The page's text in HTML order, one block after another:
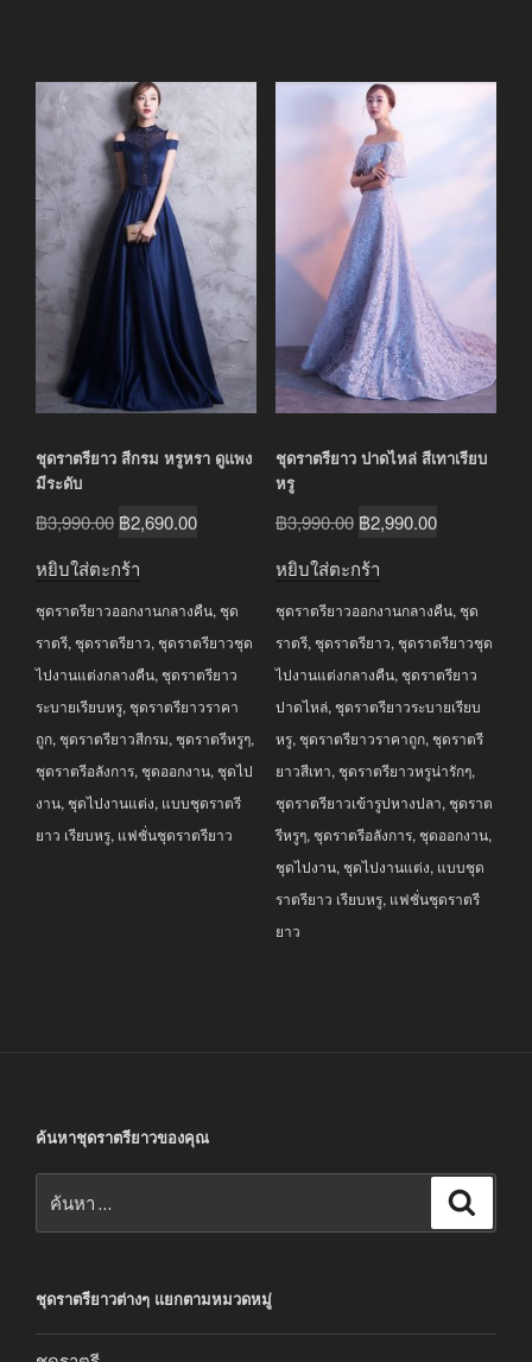
ชุดราตรียาว สีกรม หรูหรา ดูแพง
มีระดับ
฿3,990.00 Original
฿3,990.00.
฿2,690.00Current
฿2,690.00.
หยิบใส่ตะกร้า
ชุดราตรียาวออกงานกลางคืน, ชุด
ราตรี, ชุดราตรียาว, ชุดราตรียาวชุด
ไปงานแต่งกลางคืน, ชุดราตรียาว
ระบายเรียบหรู, ชุดราตรียาวราคา
ถูก, ชุดราตรียาวสีกรม, ชุดราตรีหรูๆ,
ชุดราตรีอลังการ, ชุดออกงาน, ชุดไป
งาน, ชุดไปงานแต่ง, แบบชุดราตรี
ยาว เรียบหรู, แฟชั่นชุดราตรียาว
ชุดราตรียาว ปาดไหล่ สีเทาเรียบ
หรู
฿3,990.00 Original
฿3,990.00.
฿2,990.00Current
฿2,990.00.
หยิบใส่ตะกร้า
ชุดราตรียาวออกงานกลางคืน, ชุด
ราตรี, ชุดราตรียาว, ชุดราตรียาวชุด
ไปงานแต่งกลางคืน, ชุดราตรียาว
ปาดไหล่, ชุดราตรียาวระบายเรียบ
หรู, ชุดราตรียาวราคาถูก, ชุดราตรี
ยาวสีเทา, ชุดราตรียาวหรูน่ารักๆ,
ชุดราตรียาวเข้ารูปหางปลา, ชุดราต
รีหรูๆ, ชุดราตรีอลังการ, ชุดออกงาน,
ชุดไปงาน, ชุดไปงานแต่ง, แบบชุด
ราตรียาว เรียบหรู, แฟชั่นชุดราตรี
ยาว
ค้นหาชุดราตรียาวของคุณ
ชุดราตรียาวต่างๆ แยกตามหมวดหมู่